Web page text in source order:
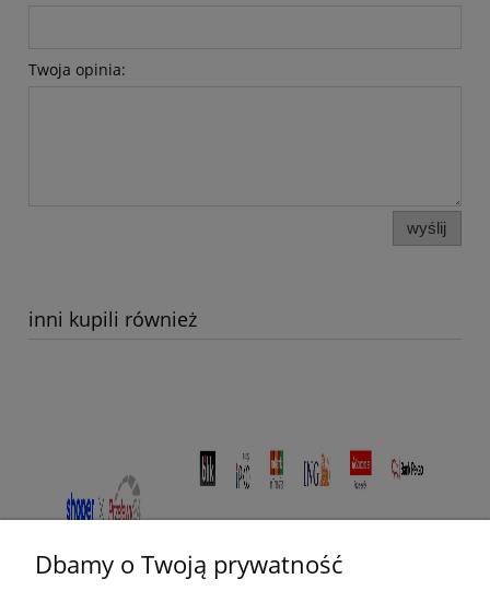
Twoja opinia:
wyślij
inni kupili również
Dbamy o Twoją prywatność